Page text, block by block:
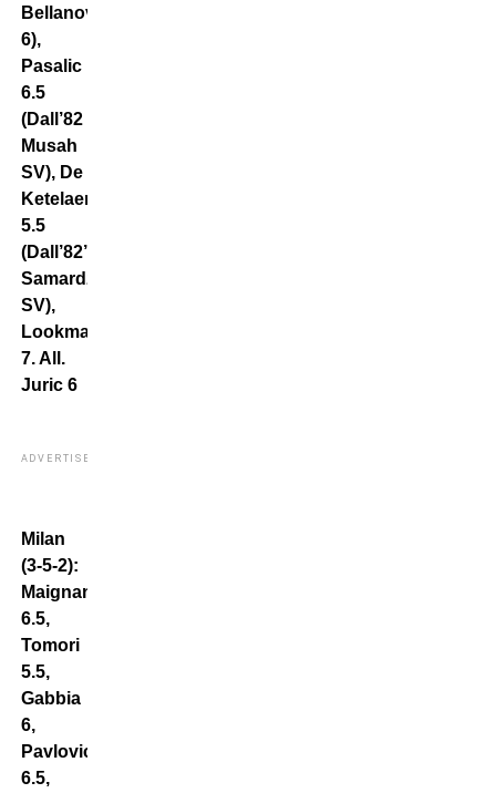
Bellanova
6),
Pasalic
6.5
(Dall’82
Musah
SV), De
Ketelaere
5.5
(Dall’82’
Samardzic
SV),
Lookman
7. All.
Juric 6
ADVERTISEMENT
Milan
(3-5-2):
Maignan
6.5,
Tomori
5.5,
Gabbia
6,
Pavlovic
6.5,